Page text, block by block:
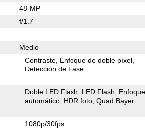
48-MP
f/1.7
Medio
Contraste Enfoque de doble píxel
Detección de Fase
Doble LED Flash LED Flash
Enfoque
automático HDR foto Quad Bayer
1080p/30fps